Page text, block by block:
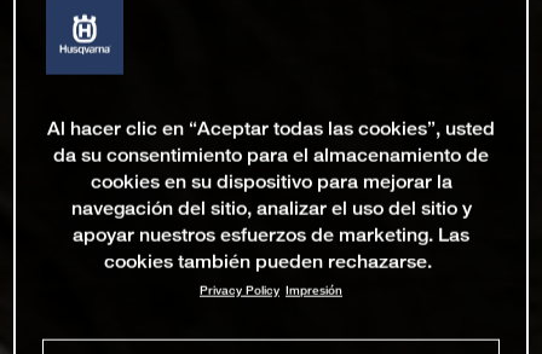
Al hacer clic en “Aceptar todas las cookies”, usted
da su consentimiento para el almacenamiento de
cookies en su dispositivo para mejorar la
navegación del sitio, analizar el uso del sitio y
apoyar nuestros esfuerzos de marketing. Las
cookies también pueden rechazarse.
Privacy Policy Impresión